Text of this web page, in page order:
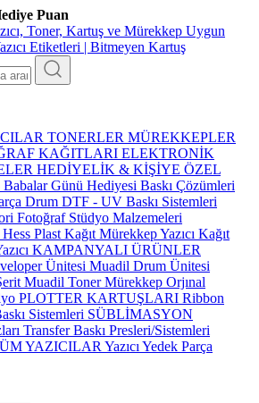
Puan
TONERLER MÜREKKEPLER
KAĞITLARI ELEKTRONİK
HEDİYELİK & KİŞİYE ÖZEL
Babalar Günü Hediyesi Baskı Çözümleri
Drum DTF - UV Baskı Sistemleri
Fotoğraf Stüdyo Malzemeleri
Hess Plast Kağıt Mürekkep Yazıcı Kağıt
KAMPANYALI ÜRÜNLER
Ünitesi Muadil Drum Ünitesi
Muadil Toner Mürekkep Orjınal
PLOTTER KARTUŞLARI Ribbon
Sistemleri SÜBLİMASYON
Transfer Baskı Presleri/Sistemleri
YAZICILAR Yazıcı Yedek Parça